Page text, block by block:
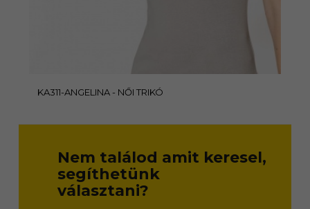
KA311-ANGELINA - NŐI TRIKÓ
Nem találod amit keresel,
segíthetünk
választani?